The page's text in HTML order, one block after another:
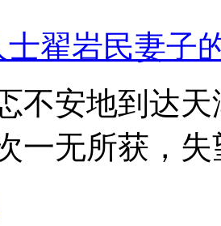
士翟岩民妻子
不安地到达
一无所获，